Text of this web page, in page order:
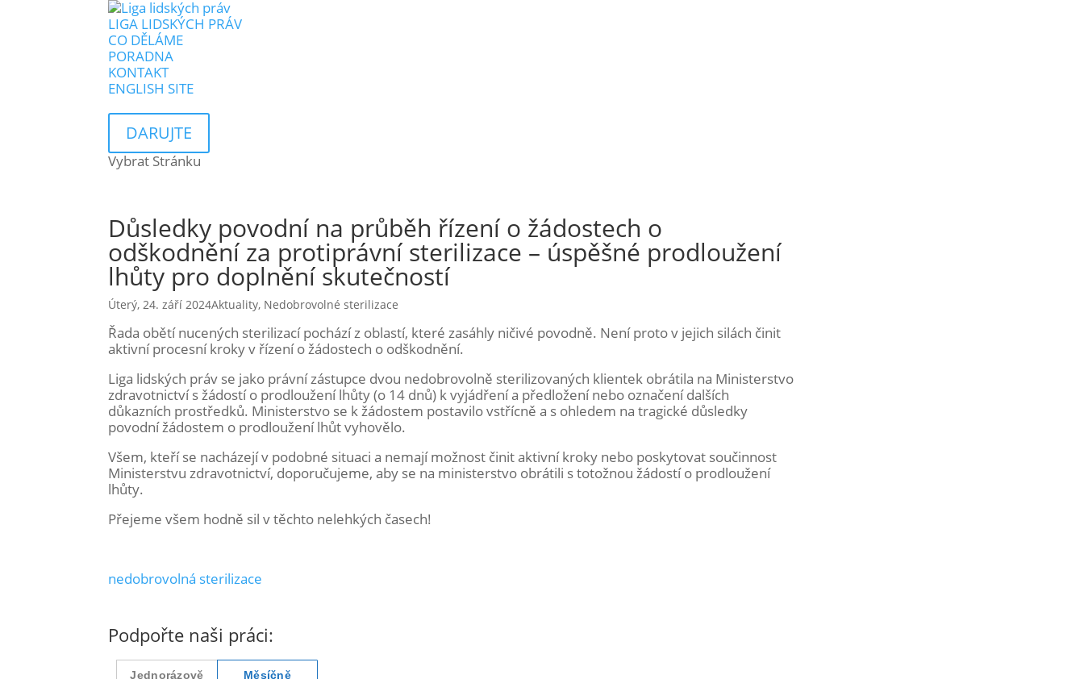
LIGA LIDSKÝCH PRÁV
CO DĚLÁME
PORADNA
KONTAKT
ENGLISH SITE
DARUJTE
Vybrat Stránku
Důsledky povodní na průběh řízení o žádostech o
odškodnění za protiprávní sterilizace – úspěšné prodloužení
lhůty pro doplnění skutečností
Úterý, 24. září 2024Aktuality, Nedobrovolné sterilizace
Řada obětí nucených sterilizací pochází z oblastí, které zasáhly ničivé povodně. Není proto v jejich silách činit
aktivní procesní kroky v řízení o žádostech o odškodnění.
Liga lidských práv se jako právní zástupce dvou nedobrovolně sterilizovaných klientek obrátila na Ministerstvo
zdravotnictví s žádostí o prodloužení lhůty (o 14 dnů) k vyjádření a předložení nebo označení dalších
důkazních prostředků. Ministerstvo se k žádostem postavilo vstřícně a s ohledem na tragické důsledky
povodní žádostem o prodloužení lhůt vyhovělo.
Všem, kteří se nacházejí v podobné situaci a nemají možnost činit aktivní kroky nebo poskytovat součinnost
Ministerstvu zdravotnictví, doporučujeme, aby se na ministerstvo obrátili s totožnou žádostí o prodloužení
lhůty.
Přejeme všem hodně sil v těchto nelehkých časech!
nedobrovolná sterilizace
Podpořte naši práci: